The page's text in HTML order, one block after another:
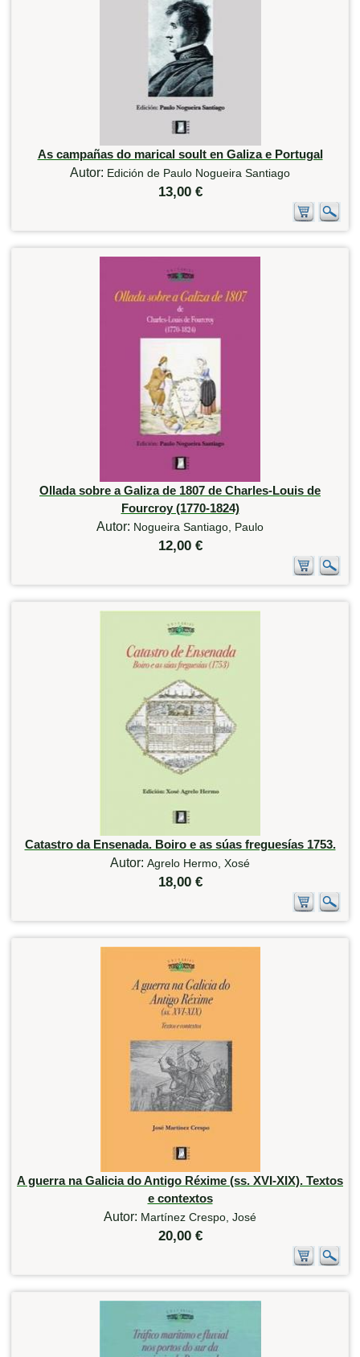
As campañas do marical soult en Galiza e Portugal
Autor: Edición de Paulo Nogueira Santiago
13,00 €
Ollada sobre a Galiza de 1807 de Charles-Louis de
Fourcroy (1770-1824)
Autor: Nogueira Santiago, Paulo
12,00 €
Catastro da Ensenada. Boiro e as súas freguesías 1753.
Autor: Agrelo Hermo, Xosé
18,00 €
A guerra na Galicia do Antigo Réxime (ss. XVI-XIX). Textos
e contextos
Autor: Martínez Crespo, José
20,00 €